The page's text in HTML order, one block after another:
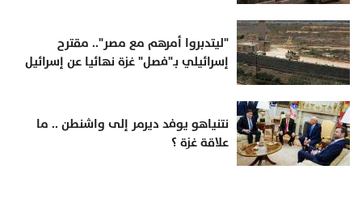
"ليتدبروا أمرهم مع مصر".. مقترح
إسرائيلي بـ"فصل" غزة نهائيا عن إسرائيل
نتنياهو يوفد ديرمر إلى واشنطن .. ما
علاقة غزة ؟